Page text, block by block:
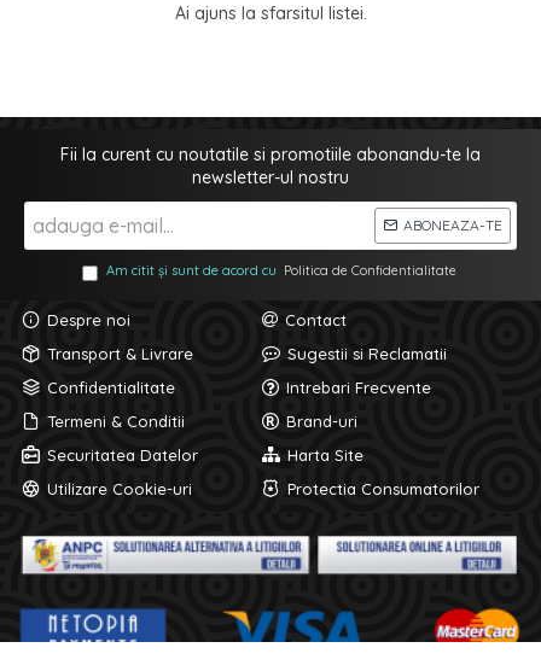
Ai ajuns la sfarsitul listei.
Fii la curent cu noutatile si promotiile abonandu-te la
newsletter-ul nostru
ABONEAZA-TE
Am citit și sunt de acord cu Politica de Confidentialitate
Despre noi
Transport & Livrare
Confidentialitate
Termeni & Conditii
Securitatea Datelor
Utilizare Cookie-uri
Contact
Sugestii si Reclamatii
Intrebari Frecvente
Brand-uri
Harta Site
Protectia Consumatorilor